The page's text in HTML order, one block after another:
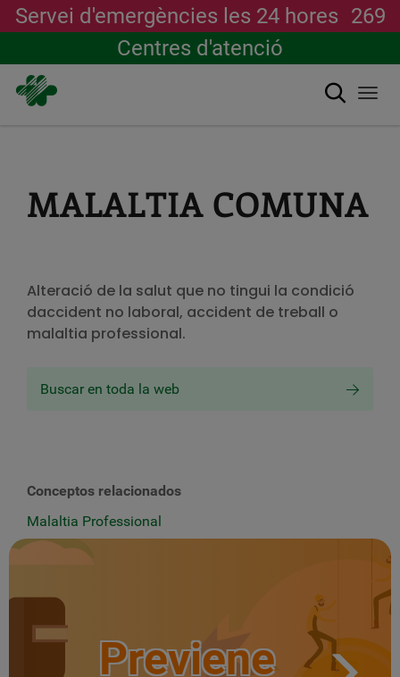
Servei d'emergències les 24 hores 269
Centres d'atenció
Cerca
MALALTIA COMUNA
Alteració de la salut que no tingui la condició
daccident no laboral, accident de treball o
malaltia professional.
Buscar en toda la web
Conceptos relacionados
Malaltia Professional
Previene